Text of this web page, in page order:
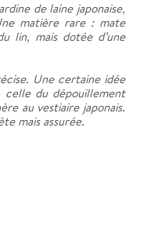
de laine japonaise,
matière rare : mate
lin, mais dotée d’une
Une certaine idée
du dépouillement
au vestiaire japonais.
mais assurée.